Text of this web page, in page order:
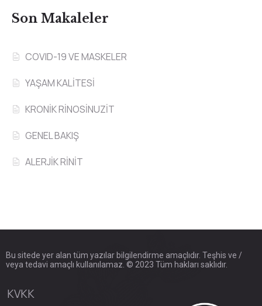
Son Makaleler
COVID-19 VE MASKELER
YAŞAM KALİTESİ
KRONİK RİNOSİNUZİT
GENEL BAKIŞ
ALERJİK RİNİT
Bu sitede yer alan tüm yazılar bilgilendirme amaçlıdır. Teşhis ve /
veya tedavi amaçlı kullanılamaz. © 2023 Tüm hakları saklıdır.
KVKK